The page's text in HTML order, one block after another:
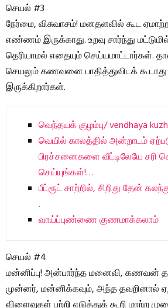
செயல் #3
நேர்மை, விசுவாசம்! மனதளவில் கூட
எண்ணம் இருக்காது. உறவு சார்ந்து
தெரியாமல் எதையும் செய்யமாட்டார்கள்.
செயலும் கணவனை பாதித்துவிடக்
இருக்கிறார்கள்.
வெந்தயக் குழம்பு/ vendhaya
வெயில் காலத்தில் அன்றாடம்
பிரச்சனைகளை வீட்டிலேயே சரி
செய்யுங்கள்!…
பீட்ரூட் சாற்றில், சிறிது தேன்
.
வாய்ப்புண்ணை குணமாக்கலாம்
செயல் #4
மன்னிப்பு! அன்பார்ந்த மனைவி, கணவன்
முன்னர், மன்னிக்கவும், அந்த தவறினால்
விளைவுகள் பற்றி எடுத்துக் கூறி மாற்ற